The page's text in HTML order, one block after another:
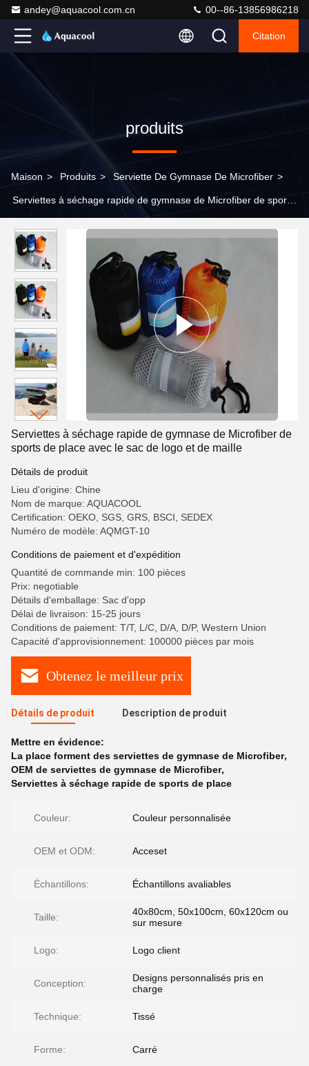
andey@aquacool.com.cn 00--86-13856986218
Citation
produits
Maison > Produits > Serviette De Gymnase De Microfiber >
Serviettes à séchage rapide de gymnase de Microfiber de sports
Serviettes à séchage rapide de gymnase de Microfiber de
sports de place avec le sac de logo et de maille
Détails de produit
Lieu d'origine: Chine
Nom de marque: AQUACOOL
Certification: OEKO, SGS, GRS, BSCI, SEDEX
Numéro de modèle: AQMGT-10
Conditions de paiement et d'expédition
Quantité de commande min: 100 pièces
Prix: negotiable
Détails d'emballage: Sac d'opp
Délai de livraison: 15-25 jours
Conditions de paiement: T/T, L/C, D/A, D/P, Western Union
Capacité d'approvisionnement: 100000 pièces par mois
Obtenez le meilleur prix
Détails de produit Description de produit
Mettre en évidence:
La place forment des serviettes de gymnase de Microfiber,
OEM de serviettes de gymnase de Microfiber,
Serviettes à séchage rapide de sports de place
Couleur: Couleur personnalisée
OEM et ODM: Acceset
Échantillons: Échantillons avaliables
Taille:
40x80cm, 50x100cm, 60x120cm ou
sur mesure
Logo: Logo client
Conception:
Designs personnalisés pris en
charge
Technique: Tissé
Forme: Carré